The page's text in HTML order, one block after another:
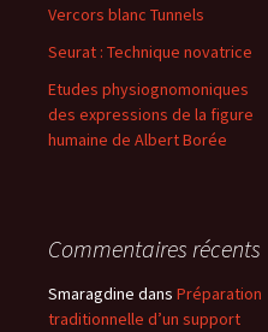
Vercors blanc Tunnels
Seurat : Technique novatrice
Etudes physiognomoniques
des expressions de la figure
humaine de Albert Borée
Commentaires récents
Smaragdine dans Préparation
traditionnelle d’un support